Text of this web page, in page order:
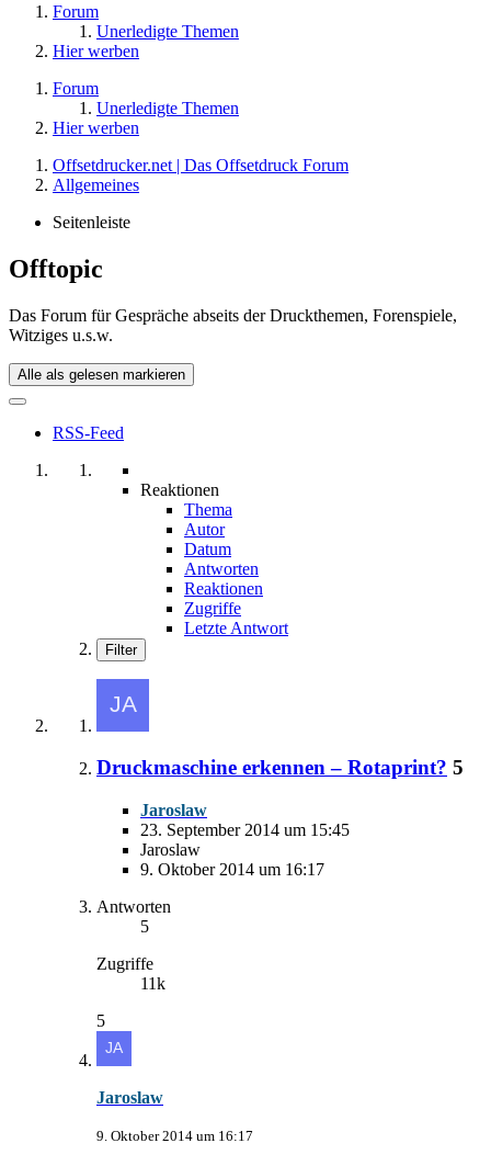
Forum
Unerledigte Themen
Hier werben
Forum
Unerledigte Themen
Hier werben
Offsetdrucker.net | Das Offsetdruck Forum
Allgemeines
Seitenleiste
Offtopic
Das Forum für Gespräche abseits der Druckthemen, Forenspiele,
Witziges u.s.w.
Alle als gelesen markieren
RSS-Feed
Reaktionen
Thema
Autor
Datum
Antworten
Reaktionen
Zugriffe
Letzte Antwort
Filter
Druckmaschine erkennen – Rotaprint? 5
Jaroslaw
23. September 2014 um 15:45
Jaroslaw
9. Oktober 2014 um 16:17
Antworten
5
Zugriffe
11k
5
Jaroslaw
9. Oktober 2014 um 16:17